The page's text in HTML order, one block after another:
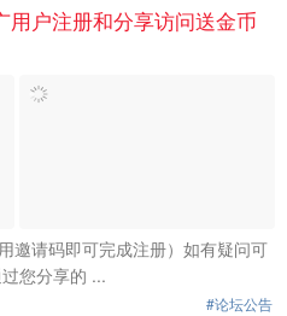
用户注册和分享访问送金币
邀请码即可完成注册）如有疑问可
您分享的 ...
#论坛公告